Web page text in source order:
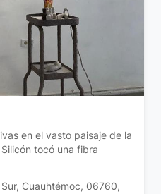
en el vasto paisaje de la
tocó una fibra
Cuauhtémoc, 06760,